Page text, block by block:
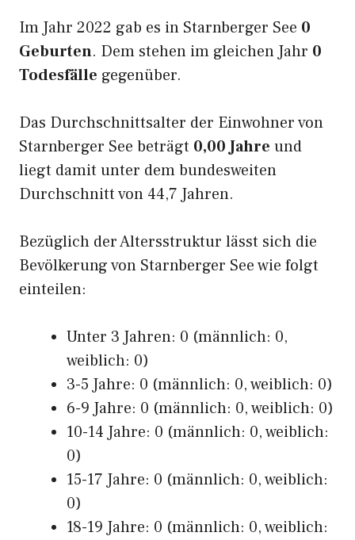
Im Jahr 2022 gab es in Starnberger See 0
Geburten. Dem stehen im gleichen Jahr 0
Todesfälle gegenüber.
Das Durchschnittsalter der Einwohner von
Starnberger See beträgt 0,00 Jahre und
liegt damit unter dem bundesweiten
Durchschnitt von 44,7 Jahren.
Bezüglich der Altersstruktur lässt sich die
Bevölkerung von Starnberger See wie folgt
einteilen:
Unter 3 Jahren: 0 (männlich: 0,
weiblich: 0)
3-5 Jahre: 0 (männlich: 0, weiblich: 0)
6-9 Jahre: 0 (männlich: 0, weiblich: 0)
10-14 Jahre: 0 (männlich: 0, weiblich:
0)
15-17 Jahre: 0 (männlich: 0, weiblich:
0)
18-19 Jahre: 0 (männlich: 0, weiblich: